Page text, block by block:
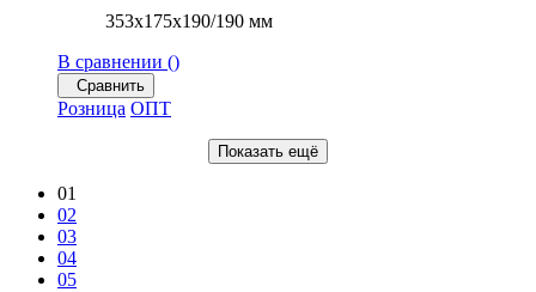
353x175x190/190 мм
В сравнении ()
Сравнить
Розница ОПТ
Показать ещё
01
02
03
04
05